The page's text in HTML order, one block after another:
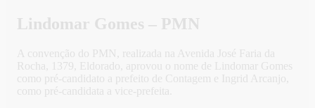
Lindomar Gomes – PMN
A convenção do PMN, realizada na Avenida José Faria da
Rocha, 1379, Eldorado, aprovou o nome de Lindomar Gomes
como pré-candidato a prefeito de Contagem e Ingrid Arcanjo,
como pré-candidata a vice-prefeita.